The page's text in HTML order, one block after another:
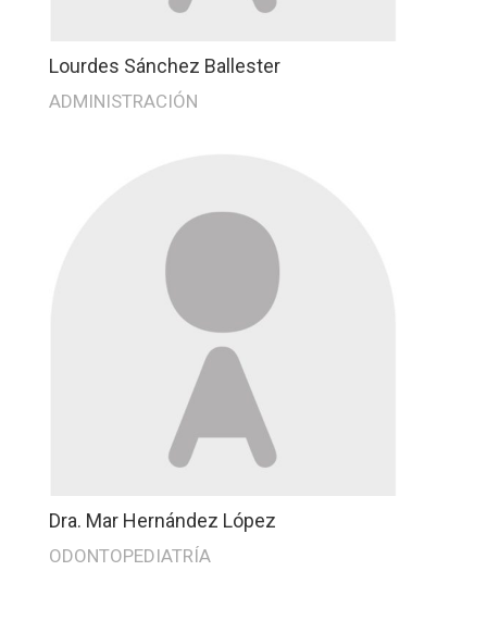
Lourdes Sánchez Ballester
ADMINISTRACIÓN
Dra. Mar Hernández López
ODONTOPEDIATRÍA